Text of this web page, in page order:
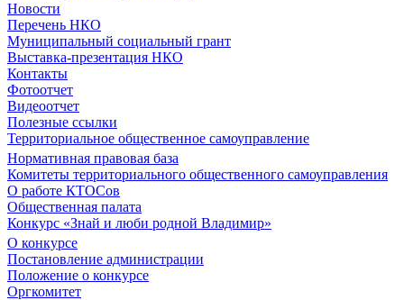
Новости
Перечень НКО
Муниципальный социальный грант
Выставка-презентация НКО
Контакты
Фотоотчет
Видеоотчет
Полезные ссылки
Территориальное общественное самоуправление
Нормативная правовая база
Комитеты территориального общественного самоуправления
О работе КТОСов
Общественная палата
Конкурс «Знай и люби родной Владимир»
О конкурсе
Постановление администрации
Положение о конкурсе
Оргкомитет